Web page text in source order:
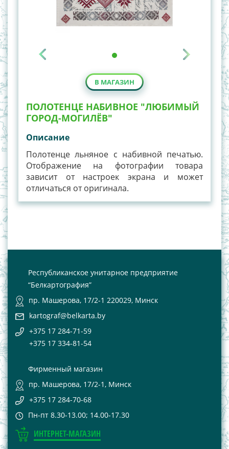
В МАГАЗИН
ПОЛОТЕНЦЕ НАБИВНОЕ "ЛЮБИМЫЙ
ГОРОД-МОГИЛЁВ"
Описание
Полотенце льняное с набивной печатью.
Отображение на фотографии товара
зависит от настроек экрана и может
отличаться от оригинала.
Республиканское унитарное предприятие
“Белкартография”
пр. Машерова, 17/2-1 220029, Минск
kartograf@belkarta.by
+375 17 284-71-59
+375 17 334-81-54
Фирменный магазин
пр. Машерова, 17/2-1, Минск
+375 17 284-70-68
Пн-пт 8.30-13.00; 14.00-17.30
ИНТЕРНЕТ-МАГАЗИН